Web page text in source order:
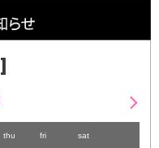
thu fri sat